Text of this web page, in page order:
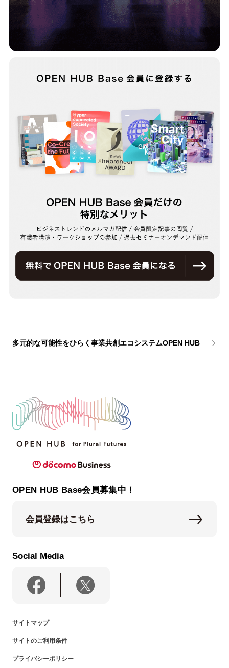
多元的な可能性をひらく事業共創エコシステムOPEN HUB
OPEN HUB Base会員募集中！
会員登録はこちら
Social Media
サイトマップ
サイトのご利用条件
プライバシーポリシー